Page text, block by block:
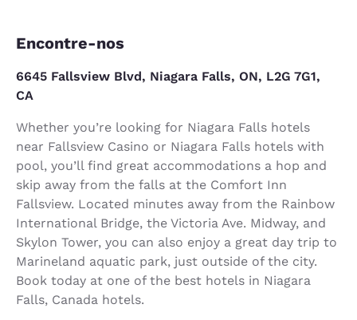
Encontre-nos
6645 Fallsview Blvd, Niagara Falls, ON, L2G 7G1,
CA
Whether you’re looking for Niagara Falls hotels
near Fallsview Casino or Niagara Falls hotels with
pool, you’ll find great accommodations a hop and
skip away from the falls at the Comfort Inn
Fallsview. Located minutes away from the Rainbow
International Bridge, the Victoria Ave. Midway, and
Skylon Tower, you can also enjoy a great day trip to
Marineland aquatic park, just outside of the city.
Book today at one of the best hotels in Niagara
Falls, Canada hotels.